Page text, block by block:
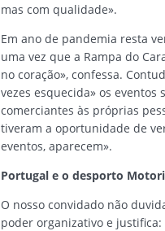
mas com qualidade».
Em ano de pandemia resta
uma vez que a Rampa do
no coração», confessa.
vezes esquecida» os eventos
comerciantes às próprias
tiveram a oportunidade de
eventos, aparecem».
Portugal e o desporto
O nosso convidado não
poder organizativo e justifica: